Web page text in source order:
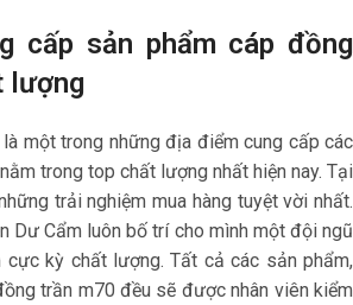
cấp sản phẩm cáp đồng
lượng
một trong những địa điểm cung cấp các
nằm trong top chất lượng nhất hiện nay. Tại
trải nghiệm mua hàng tuyệt vời nhất.
Dư Cẩm luôn bố trí cho mình một đội ngũ
cực kỳ chất lượng. Tất cả các sản phẩm,
trần m70 đều sẽ được nhân viên kiểm